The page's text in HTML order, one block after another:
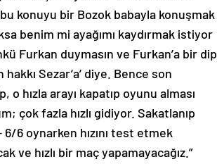
konuyu bir Bozok babayla konuşmak
benim mi ayağımı kaydırmak istiyor
Furkan duymasın ve Furkan’a bir dip
Sezar’a’ diye. Bence son
o hızla arayı kapatıp oyunu alması
çok fazla hızlı gidiyor. Sakatlanıp
6 oynarken hızını test etmek
hızlı bir maç yapamayacağız.”